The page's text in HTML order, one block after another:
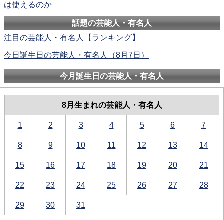
は使えるのか
話題の芸能人・有名人
注目の芸能人・有名人【ランキング】
今日誕生日の芸能人・有名人（8月7日）
今月誕生日の芸能人・有名人
8月生まれの芸能人・有名人
1 2 3 4 5 6 7
8 9 10 11 12 13 14
15 16 17 18 19 20 21
22 23 24 25 26 27 28
29 30 31